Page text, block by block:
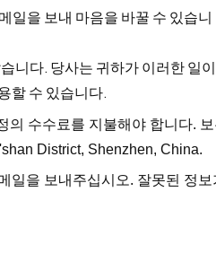
일을 보내 마음을 바꿀 수 있습니
니다. 당사는 귀하가 이러한 일
할 수 있습니다.
수수료를 지불해야 합니다.
District, Shenzhen, China.
을 보내주십시오. 잘못된 정보